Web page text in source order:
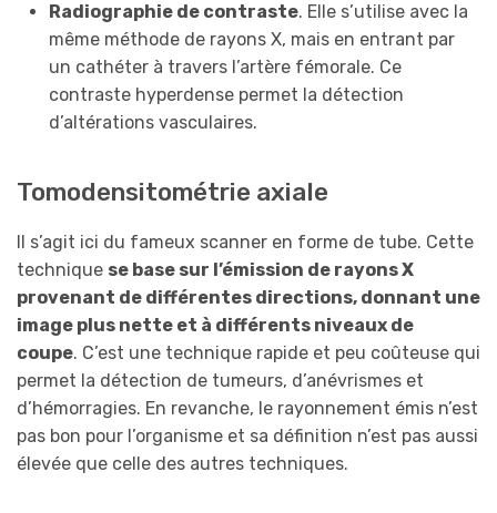
Radiographie de contraste. Elle s’utilise avec la
même méthode de rayons X, mais en entrant par
un cathéter à travers l’artère fémorale. Ce
contraste hyperdense permet la détection
d’altérations vasculaires.
Tomodensitométrie axiale
Il s’agit ici du fameux scanner en forme de tube. Cette
technique se base sur l’émission de rayons X
provenant de différentes directions, donnant une
image plus nette et à différents niveaux de
coupe. C’est une technique rapide et peu coûteuse qui
permet la détection de tumeurs, d’anévrismes et
d’hémorragies. En revanche, le rayonnement émis n’est
pas bon pour l’organisme et sa définition n’est pas aussi
élevée que celle des autres techniques.